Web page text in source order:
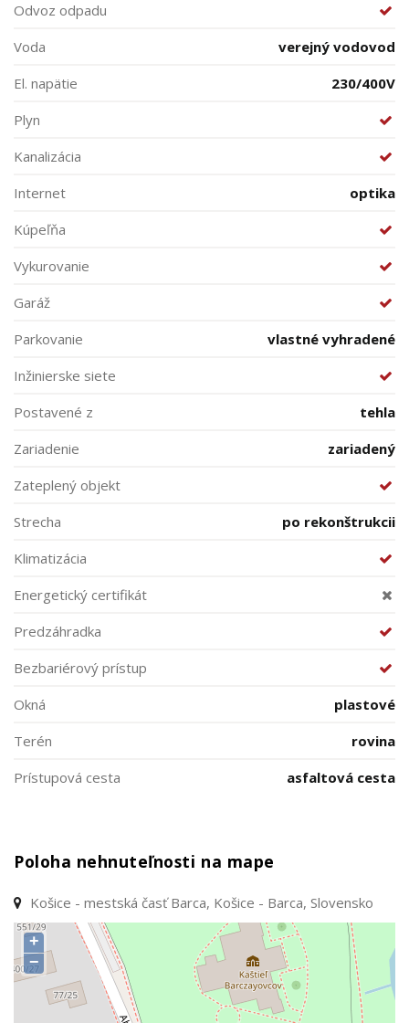
Odvoz odpadu
Voda
verejný vodovod
El. napätie
230/400V
Plyn
Kanalizácia
Internet
optika
Kúpeľňa
Vykurovanie
Garáž
Parkovanie
vlastné vyhradené
Inžinierske siete
Postavené z
tehla
Zariadenie
zariadený
Zateplený objekt
Strecha
po rekonštrukcii
Klimatizácia
Energetický certifikát
Predzáhradka
Bezbariérový prístup
Okná
plastové
Terén
rovina
Prístupová cesta
asfaltová cesta
Poloha nehnuteľnosti na mape
Košice - mestská časť Barca, Košice - Barca, Slovensko
+
−